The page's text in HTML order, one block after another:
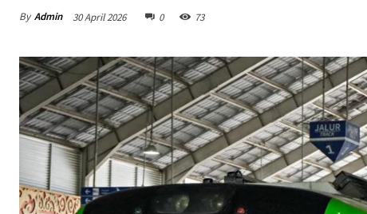
By Admin 30 April 2026 0 73